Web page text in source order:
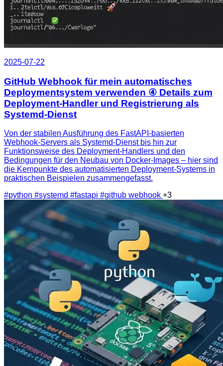
2025-07-22
GitHub Webhook für mein automatisches
Deploymentsystem verwenden ④ Details zum
Deployment-Handler und Registrierung als
Systemd-Dienst
Von der stabilen Ausführung des FastAPI-basierten
Webhook-Servers als Systemd-Dienst bis hin zur
Funktionsweise des Deployment-Handlers und den
Bedingungen für den Neubau von Docker-Images – hier sind
die Kernpunkte des automatisierten Deployment-Systems in
praktischen Beispielen zusammengefasst.
#python #systemd #fastapi #github webhook +3